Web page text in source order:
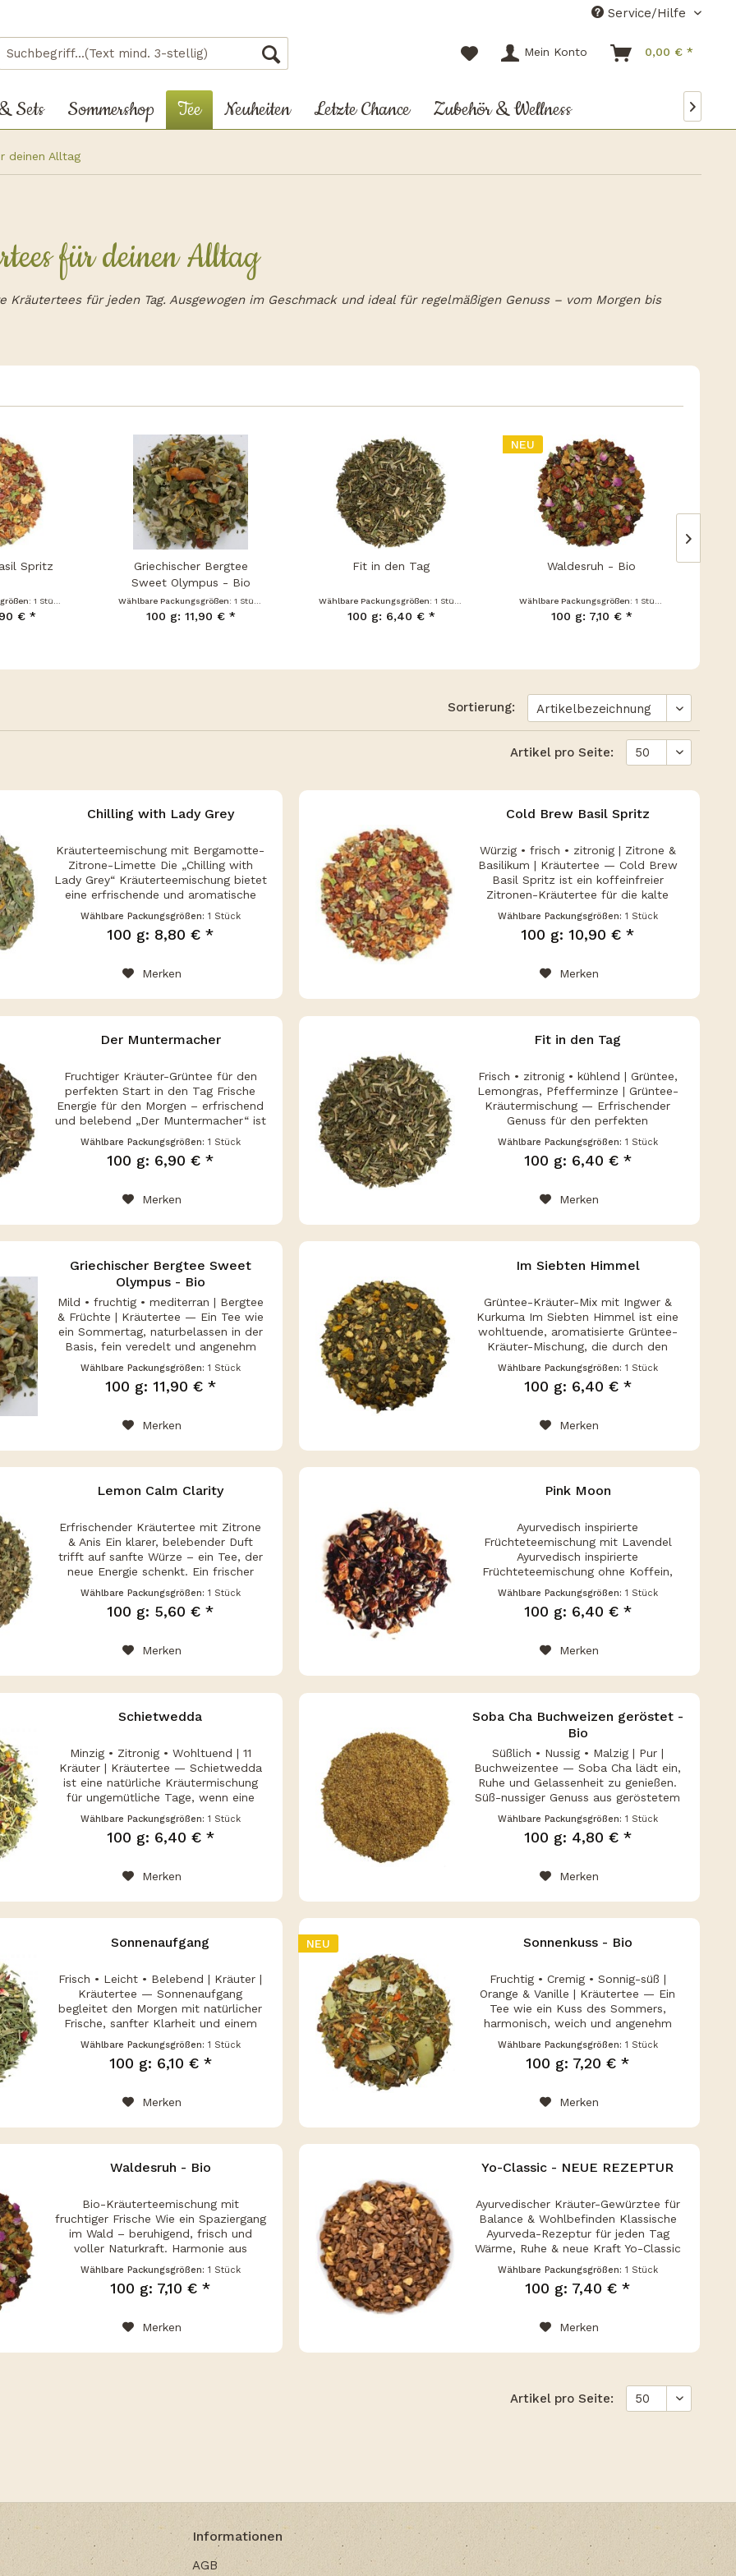
Service/Hilfe
Mein Konto 0,00 € *
Sets Sommershop Tee Neuheiten Letzte Chance Zubehör & Wellness 
deinen Alltag
für deinen Alltag
Kräutertees für jeden Tag. Ausgewogen im Geschmack und ideal für regelmäßigen Genuss – vom Morgen bis
Spritz
1 Stück
€ *
Griechischer Bergtee
Sweet Olympus - Bio
Wählbare Packungsgrößen:1 Stück
100 g: 11,90 € *
Fit in den Tag
Wählbare Packungsgrößen:1 Stück
100 g: 6,40 € *
NEU
Waldesruh - Bio
Wählbare Packungsgrößen:1 Stück
100 g: 7,10 € *
Sortierung:
Artikel pro Seite:
Chilling with Lady Grey
Kräuterteemischung mit Bergamotte-
Zitrone-Limette Die „Chilling with
Lady Grey“ Kräuterteemischung bietet
eine erfrischende und aromatische
Alternative für alle Earl-Grey-
Liebhaber! Mit einer einzigartigen
Kombination aus Lindenblüten,...
Wählbare Packungsgrößen: 1 Stück
100 g: 8,80 € *
Merken
Cold Brew Basil Spritz
Würzig • frisch • zitronig | Zitrone &
Basilikum | Kräutertee — Cold Brew
Basil Spritz ist ein koffeinfreier
Zitronen-Kräutertee für die kalte
Zubereitung, der grüne Basilikum-
Würze mit spritziger Zitrusfrische
verbindet. Cold Brew Basil...
Wählbare Packungsgrößen: 1 Stück
100 g: 10,90 € *
Merken
Der Muntermacher
Fruchtiger Kräuter-Grüntee für den
perfekten Start in den Tag Frische
Energie für den Morgen – erfrischend
und belebend „Der Muntermacher“ ist
die perfekte Teemischung für alle, die
sich einen frischen und fruchtigen
Start in den Tag...
Wählbare Packungsgrößen: 1 Stück
100 g: 6,90 € *
Merken
Fit in den Tag
Frisch • zitronig • kühlend | Grüntee,
Lemongras, Pfefferminze | Grüntee-
Kräutermischung — Erfrischender
Genuss für den perfekten
Tagesbeginn Ein belebender Tee für
einen klaren, frischen Start in den
Tag. Grüntee-Kräutermischung aus...
Wählbare Packungsgrößen: 1 Stück
100 g: 6,40 € *
Merken
Griechischer Bergtee Sweet
Olympus - Bio
Mild • fruchtig • mediterran | Bergtee
& Früchte | Kräutertee — Ein Tee wie
ein Sommertag, naturbelassen in der
Basis, fein veredelt und angenehm
harmonisch im Aufguss. Griechischer
Bergtee Sweet Olympus Bio verbindet
mediterrane...
Wählbare Packungsgrößen: 1 Stück
100 g: 11,90 € *
Merken
Im Siebten Himmel
Grüntee-Kräuter-Mix mit Ingwer &
Kurkuma Im Siebten Himmel ist eine
wohltuende, aromatisierte Grüntee-
Kräuter-Mischung, die durch den
kraftvollen Geschmack von Ingwer
und Kurkuma besticht. Diese
harmonische Mischung vereint die
Wählbare Packungsgrößen: 1 Stück
100 g: 6,40 € *
Merken
Lemon Calm Clarity
Erfrischender Kräutertee mit Zitrone
& Anis Ein klarer, belebender Duft
trifft auf sanfte Würze – ein Tee, der
neue Energie schenkt. Ein frischer
Moment voller Leichtigkeit –
Emotionale Einführung Stell dir vor,
du öffnest die Teedose...
Wählbare Packungsgrößen: 1 Stück
100 g: 5,60 € *
Merken
Pink Moon
Ayurvedisch inspirierte
Früchteteemischung mit Lavendel
Ayurvedisch inspirierte
Früchteteemischung ohne Koffein,
hergestellt in Deutschland, schonend
gemischt aus Hibiskusblüten, Apfel-
und Birnenstücken mit floraler
Wählbare Packungsgrößen: 1 Stück
100 g: 6,40 € *
Merken
Schietwedda
Minzig • Zitronig • Wohltuend | 11
Kräuter | Kräutertee — Schietwedda
ist eine natürliche Kräutermischung
für ungemütliche Tage, wenn eine
warme Tasse Tee nach Ruhe, Frische
und Wohlbefinden schmecken soll.
Wenn draußen das Wetter grau...
Wählbare Packungsgrößen: 1 Stück
100 g: 6,40 € *
Merken
Soba Cha Buchweizen geröstet -
Bio
Süßlich • Nussig • Malzig | Pur |
Buchweizentee — Soba Cha lädt ein,
Ruhe und Gelassenheit zu genießen.
Süß-nussiger Genuss aus geröstetem
Buchweizen: ein koffeinfreier Bio-Tee,
der mit mildem Aroma und
wohltuender Wärme begeistert.
Wählbare Packungsgrößen: 1 Stück
100 g: 4,80 € *
Merken
Sonnenaufgang
Frisch • Leicht • Belebend | Kräuter |
Kräutertee — Sonnenaufgang
begleitet den Morgen mit natürlicher
Frische, sanfter Klarheit und einem
koffeinfreien Kräuterprofil für einen
bewussten Start in den Tag. Natürlich
erfrischend, sanft...
Wählbare Packungsgrößen: 1 Stück
100 g: 6,10 € *
Merken
NEU Sonnenkuss - Bio
Fruchtig • Cremig • Sonnig-süß |
Orange & Vanille | Kräutertee — Ein
Tee wie ein Kuss des Sommers,
harmonisch, weich und angenehm
rund im Geschmack. Sonnenkuss Bio
verbindet die fruchtige Frische von
Orange mit zarter Vanille zu einer...
Wählbare Packungsgrößen: 1 Stück
100 g: 7,20 € *
Merken
Waldesruh - Bio
Bio-Kräuterteemischung mit
fruchtiger Frische Wie ein Spaziergang
im Wald – beruhigend, frisch und
voller Naturkraft. Harmonie aus
Kräutern & Natur Mit Waldesruh
genießt du eine Kräuterteemischung,
die dich in die stille Atmosphäre
Wählbare Packungsgrößen: 1 Stück
100 g: 7,10 € *
Merken
Yo-Classic - NEUE REZEPTUR
Ayurvedischer Kräuter-Gewürztee für
Balance & Wohlbefinden Klassische
Ayurveda-Rezeptur für jeden Tag
Wärme, Ruhe & neue Kraft Yo-Classic
ist eine ausgewogene ayurvedische
Kräuter-Gewürzteemischung , die
Körper und Geist in Einklang...
Wählbare Packungsgrößen: 1 Stück
100 g: 7,40 € *
Merken
Artikel pro Seite:
Informationen
AGB